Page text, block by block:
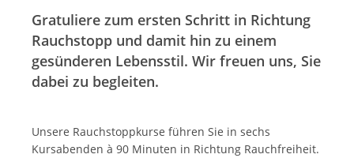
Gratuliere zum ersten Schritt in Richtung
Rauchstopp und damit hin zu einem
gesünderen Lebensstil. Wir freuen uns, Sie
dabei zu begleiten.
Unsere Rauchstoppkurse führen Sie in sechs
Kursabenden à 90 Minuten in Richtung Rauchfreiheit.